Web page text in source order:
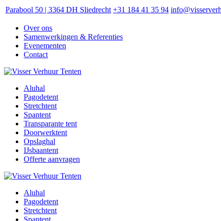
Parabool 50 | 3364 DH Sliedrecht +31 184 41 35 94
Over ons
Samenwerkingen & Referenties
Evenementen
Contact
Aluhal
Pagodetent
Stretchtent
Spantent
Transparante tent
Doorwerktent
Opslaghal
IJsbaantent
Offerte aanvragen
Aluhal
Pagodetent
Stretchtent
Spantent